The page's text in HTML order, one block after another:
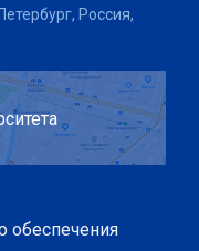
Россия,
обеспечения